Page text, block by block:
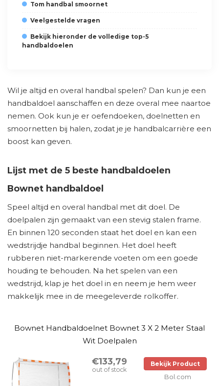
Tom handbal smoornet
Veelgestelde vragen
Bekijk hieronder de volledige top-5
handbaldoelen
Wil je altijd en overal handbal spelen? Dan kun je een
handbaldoel aanschaffen en deze overal mee naartoe
nemen. Ook kun je er oefendoeken, doelnetten en
smoornetten bij halen, zodat je je handbalcarrière een
boost kan geven.
Lijst met de 5 beste handbaldoelen
Bownet handbaldoel
Speel altijd en overal handbal met dit doel. De
doelpalen zijn gemaakt van een stevig stalen frame.
En binnen 120 seconden staat het doel en kan een
wedstrijdje handbal beginnen. Het doel heeft
rubberen niet-markerende voeten om een goede
houding te behouden. Na het spelen van een
wedstrijd, klap je het doel in en neem je hem weer
makkelijk mee in de meegeleverde rolkoffer.
Bownet Handbaldoelnet Bownet 3 X 2 Meter Staal
Wit Doelpalen
€133,79
out of stock
Bekijk Product
Bol.com